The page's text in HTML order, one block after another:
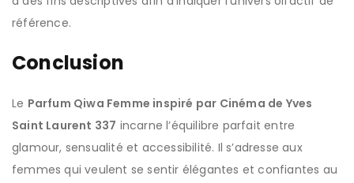
référence.
Conclusion
Le Parfum Qiwa Femme inspiré par Cinéma de Yves
Saint Laurent 337 incarne l’équilibre parfait entre
glamour, sensualité et accessibilité. Il s’adresse aux
femmes qui veulent se sentir élégantes et confiantes au